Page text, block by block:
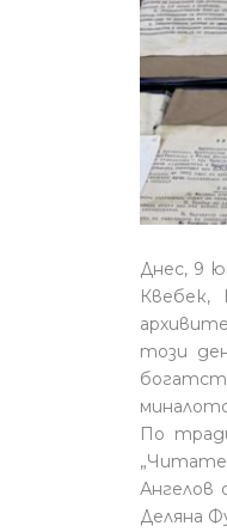
Днес, 9
този
По
Ангелов
Деляна